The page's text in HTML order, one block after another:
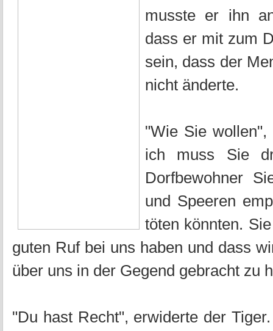
musste er ihn
dass er mit zum
sein, dass der
nicht änderte.
"Wie Sie wollen",
ich muss Sie
Dorfbewohner
und Speeren
töten könnten.
guten Ruf bei uns haben und dass
über uns in der Gegend gebracht zu
"Du hast Recht", erwiderte der